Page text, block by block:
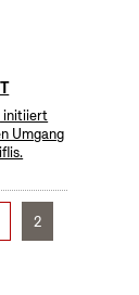
initiiert
Umgang
2